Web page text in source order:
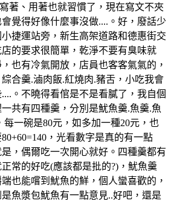
著、用著也就習慣了，現在寫文不夾
覺得好像什麼事沒做....。好，廢話少
捷運站旁，新生高架道路和德惠街交
的要求很簡單，乾淨不要有臭味就
也有冷氣開放，店員也客客氣氣的，
合羹.滷肉飯.紅燒肉.豬舌，小吃我會
。不曉得看倌是不是看膩了，我自個
共有四種羹，分別是魷魚羹.魚羹.魚
一碗是80元，如多加一種20元，也
，光看數字是真的有一點
，偶爾吃一次開心就好。四種羹都有
常的好吃(應該都是批的?)，魷魚羹
也能嚐到魷魚的鮮，個人蠻喜歡的，
魚漿包魷魚有一點意見..好吧，還是